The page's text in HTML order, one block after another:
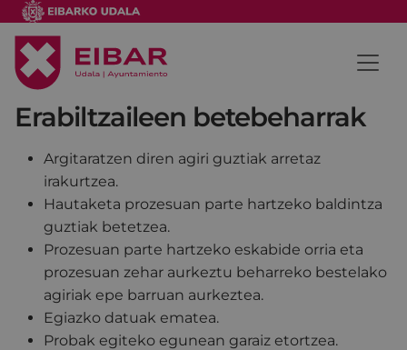
Erabiltzaileen betebeharrak
Argitaratzen diren agiri guztiak arretaz
irakurtzea.
Hautaketa prozesuan parte hartzeko baldintza
guztiak betetzea.
Prozesuan parte hartzeko eskabide orria eta
prozesuan zehar aurkeztu beharreko bestelako
agiriak epe barruan aurkeztea.
Egiazko datuak ematea.
Probak egiteko egunean garaiz etortzea.